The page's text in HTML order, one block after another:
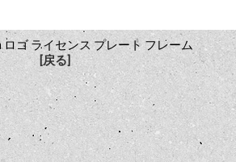
ロゴ ライセンス プレート フレーム
[戻る]